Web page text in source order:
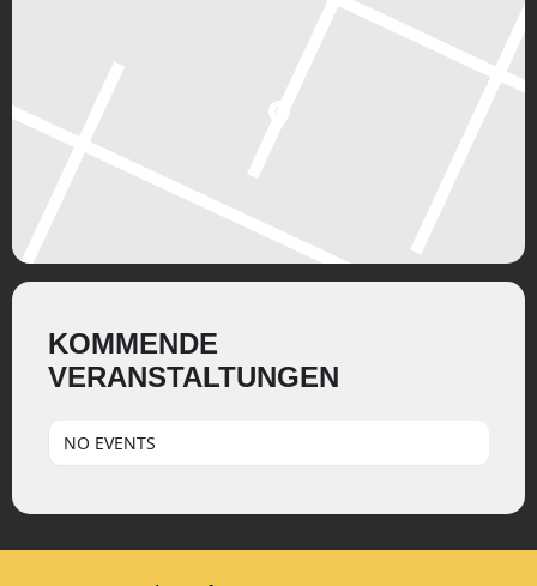
KOMMENDE
VERANSTALTUNGEN
NO EVENTS